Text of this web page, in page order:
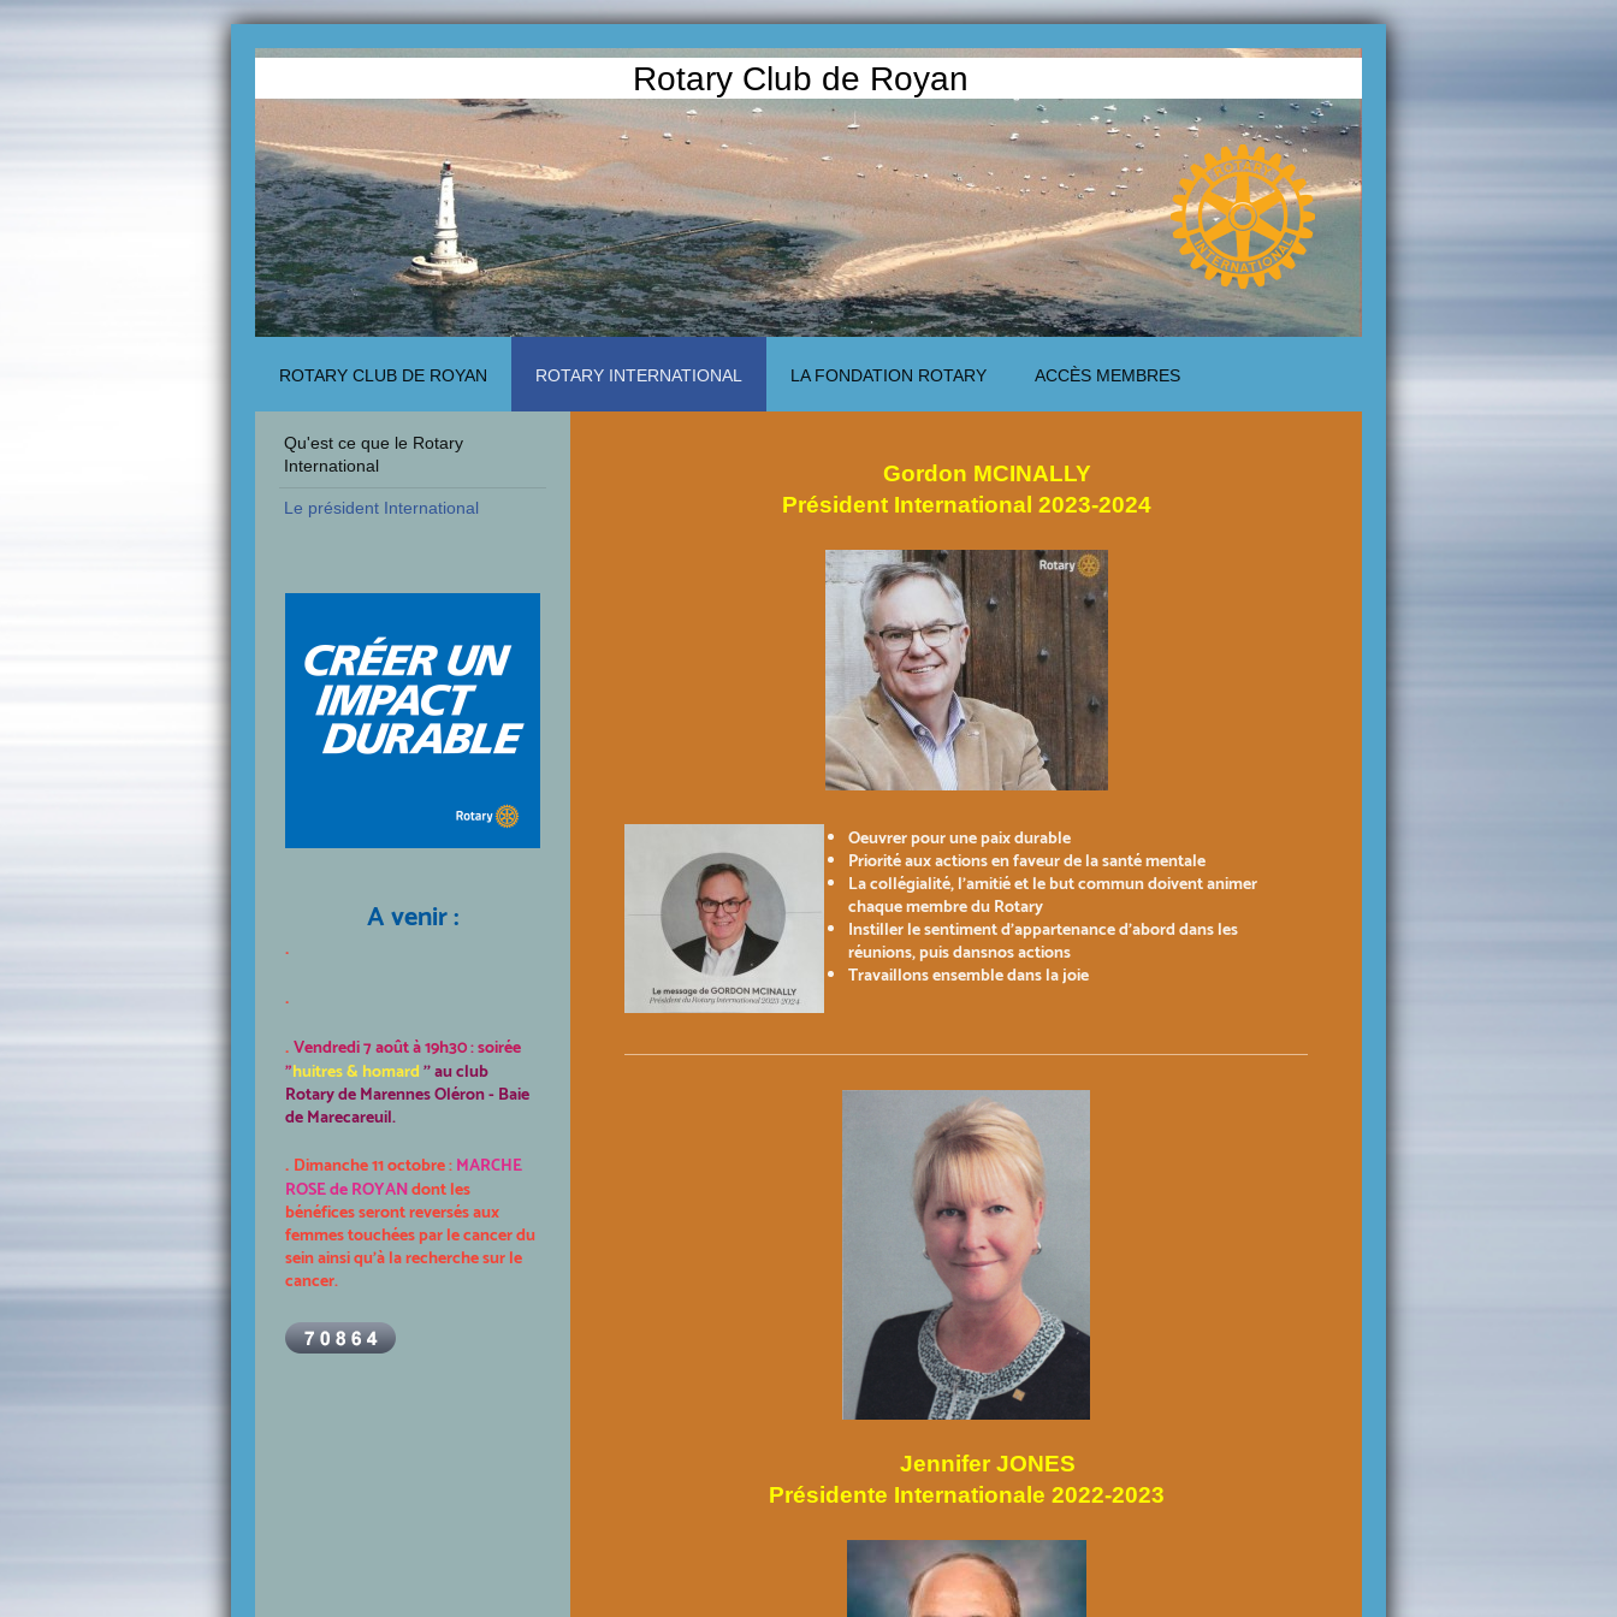
Rotary Club de Royan
ROTARY CLUB DE ROYAN ROTARY INTERNATIONAL LA FONDATION ROTARY ACCÈS MEMBRES
Gordon MCINALLY
Président International 2023-2024
Oeuvrer pour une paix durable
Priorité aux actions en faveur de la santé mentale
La collégialité, l'amitié et le but commun doivent animer
chaque membre du Rotary
Instiller le sentiment d'appartenance d'abord dans les
réunions, puis dansnos actions
Travaillons ensemble dans la joie
Jennifer JONES
Présidente Internationale 2022-2023
Qu'est ce que le Rotary
International
Le président International
A venir :
.
.
.Vendredi 7 août à 19h30 : soirée
"huitres & homard'' au club
Rotary de Marennes Oléron - Baie
de Marecareuil.
. Dimanche 11 octobre :MARCHE
ROSE de ROYANdont les
bénéfices seront reversés aux
femmes touchées par le cancer du
sein ainsi qu'à la recherche sur le
cancer.